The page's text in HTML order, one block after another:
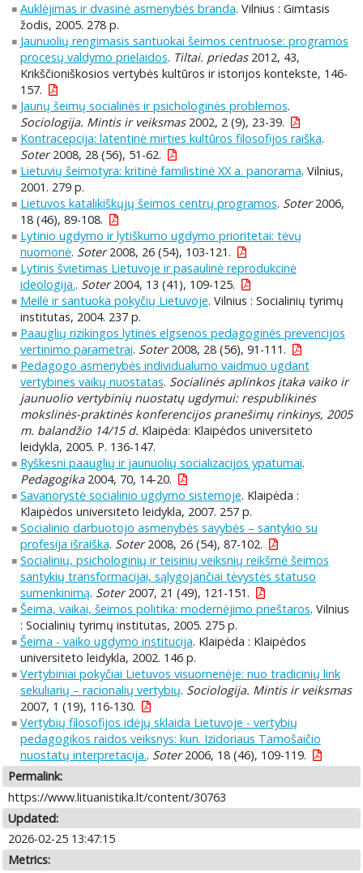
Auklėjimas ir dvasinė asmenybės branda. Vilnius : Gimtasis
žodis, 2005. 278 p.
Jaunuolių rengimasis santuokai šeimos centruose: programos
procesų valdymo prielaidos. Tiltai. priedas2012, 43,
Krikščioniškosios vertybės kultūros ir istorijos kontekste, 146-
157.
Jaunų šeimų socialinės ir psichologinės problemos.
Sociologija. Mintis ir veiksmas2002, 2 (9), 23-39.
Kontracepcija: latentinė mirties kultūros filosofijos raiška.
Soter2008, 28 (56), 51-62.
Lietuvių šeimotyra: kritinė familistinė XX a. panorama. Vilnius,
2001. 279 p.
Lietuvos katalikiškųjų šeimos centrų programos. Soter2006,
18 (46), 89-108.
Lytinio ugdymo ir lytiškumo ugdymo prioritetai: tėvų
nuomonė. Soter2008, 26 (54), 103-121.
Lytinis švietimas Lietuvoje ir pasaulinė reprodukcinė
ideologija.. Soter2004, 13 (41), 109-125.
Meilė ir santuoka pokyčių Lietuvoje. Vilnius : Socialinių tyrimų
institutas, 2004. 237 p.
Paauglių rizikingos lytinės elgsenos pedagoginės prevencijos
vertinimo parametrai. Soter2008, 28 (56), 91-111.
Pedagogo asmenybės individualumo vaidmuo ugdant
vertybines vaikų nuostatas. Socialinės aplinkos įtaka vaiko ir
jaunuolio vertybinių nuostatų ugdymui: respublikinės
mokslinės-praktinės konferencijos pranešimų rinkinys, 2005
m. balandžio 14/15 d. Klaipėda: Klaipėdos universiteto
leidykla, 2005. P. 136-147.
Ryškesni paauglių ir jaunuolių socializacijos ypatumai.
Pedagogika2004, 70, 14-20.
Savanorystė socialinio ugdymo sistemoje. Klaipėda :
Klaipėdos universiteto leidykla, 2007. 257 p.
Socialinio darbuotojo asmenybės savybės – santykio su
profesija išraiška. Soter2008, 26 (54), 87-102.
Socialinių, psichologinių ir teisinių veiksnių reikšmė šeimos
santykių transformacijai, sąlygojančiai tėvystės statuso
sumenkinimą. Soter2007, 21 (49), 121-151.
Šeima, vaikai, šeimos politika: modernėjimo prieštaros. Vilnius
: Socialinių tyrimų institutas, 2005. 275 p.
Šeima - vaiko ugdymo institucija. Klaipėda : Klaipėdos
universiteto leidykla, 2002. 146 p.
Vertybiniai pokyčiai Lietuvos visuomenėje: nuo tradicinių link
sekuliarių – racionalių vertybių. Sociologija. Mintis ir veiksmas
2007, 1 (19), 116-130.
Vertybių filosofijos idėjų sklaida Lietuvoje - vertybių
pedagogikos raidos veiksnys: kun. Izidoriaus Tamošaičio
nuostatų interpretacija.. Soter2006, 18 (46), 109-119.
Permalink:
https://www.lituanistika.lt/content/30763
Updated:
2026-02-25 13:47:15
Metrics: